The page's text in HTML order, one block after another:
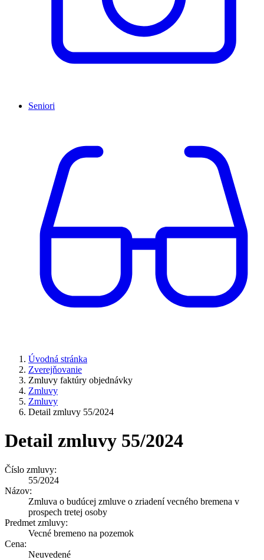
Seniori
Úvodná stránka
Zverejňovanie
Zmluvy faktúry objednávky
Zmluvy
Zmluvy
Detail zmluvy 55/2024
Detail zmluvy 55/2024
Číslo zmluvy:
55/2024
Názov:
Zmluva o budúcej zmluve o zriadení vecného bremena v
prospech tretej osoby
Predmet zmluvy:
Vecné bremeno na pozemok
Cena:
Neuvedené